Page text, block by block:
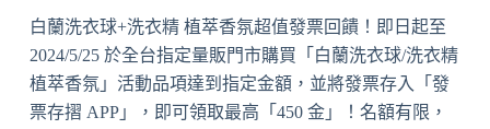
白蘭洗衣球+洗衣精 植萃香氛超值發票回饋！即日起至
2024/5/25 於全台指定量販門市購買「白蘭洗衣球/洗衣精
植萃香氛」活動品項達到指定金額，並將發票存入「發
票存摺 APP」，即可領取最高「450 金」！名額有限，